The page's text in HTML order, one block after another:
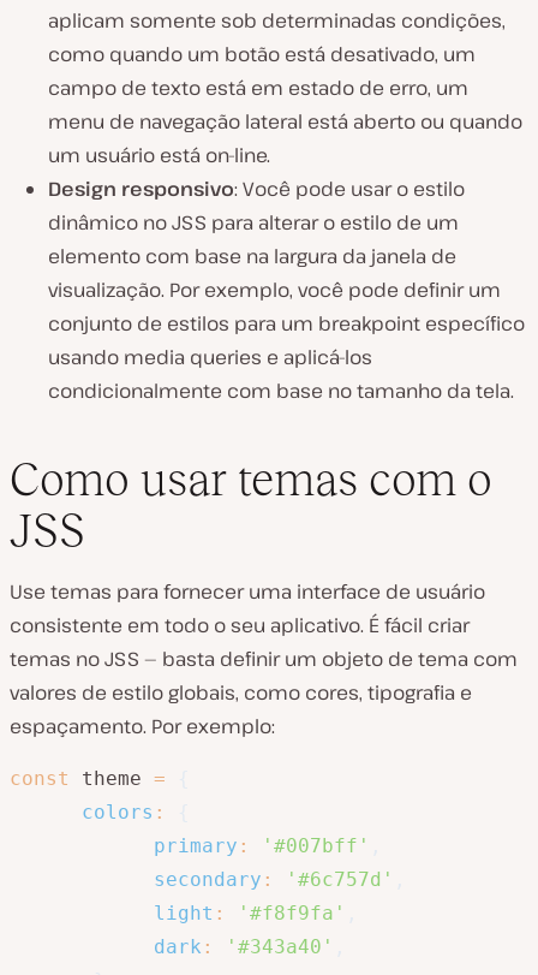
aplicam somente sob determinadas condições,
como quando um botão está desativado, um
campo de texto está em estado de erro, um
menu de navegação lateral está aberto ou quando
um usuário está on-line.
Design responsivo: Você pode usar o estilo
dinâmico no JSS para alterar o estilo de um
elemento com base na largura da janela de
visualização. Por exemplo, você pode definir um
conjunto de estilos para um breakpoint específico
usando media queries e aplicá-los
condicionalmente com base no tamanho da tela.
Como usar temas com o
JSS
Use temas para fornecer uma interface de usuário
consistente em todo o seu aplicativo. É fácil criar
temas no JSS — basta definir um objeto de tema com
valores de estilo globais, como cores, tipografia e
espaçamento. Por exemplo:
const theme =
colors :
primary : '#007bff'
secondary : '#6c757d'
light : '#f8f9fa'
dark : '#343a40'